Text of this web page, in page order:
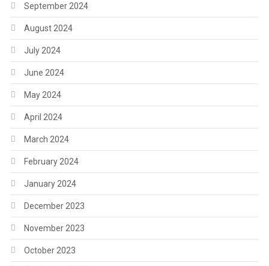
September 2024
August 2024
July 2024
June 2024
May 2024
April 2024
March 2024
February 2024
January 2024
December 2023
November 2023
October 2023